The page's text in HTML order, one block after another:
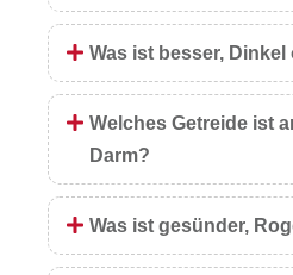
Was ist besser,
Welches Getreide ist
Darm?
Was ist gesünder,